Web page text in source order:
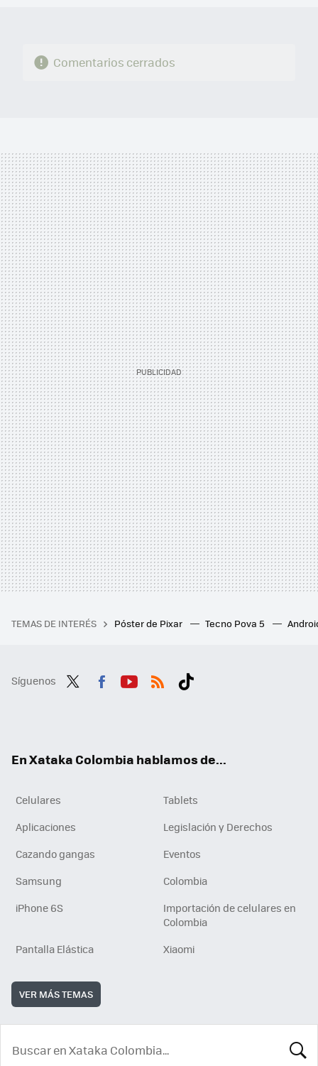
Comentarios cerrados
TEMAS DE INTERÉS Póster de Pixar Tecno Pova 5
Síguenos
En Xataka Colombia hablamos de...
Celulares
Tablets
Aplicaciones
Legislación y Derechos
Cazando gangas
Eventos
Samsung
Colombia
iPhone 6S
Importación de celulares en
Colombia
Pantalla Elástica
Xiaomi
VER MÁS TEMAS